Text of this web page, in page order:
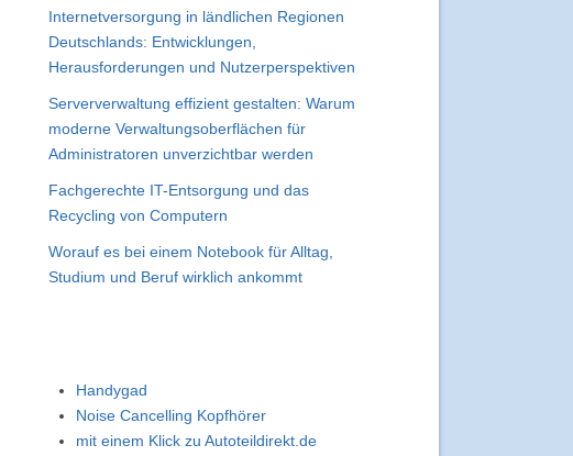
Internetversorgung in ländlichen Regionen
Deutschlands: Entwicklungen,
Herausforderungen und Nutzerperspektiven
Serververwaltung effizient gestalten: Warum
moderne Verwaltungsoberflächen für
Administratoren unverzichtbar werden
Fachgerechte IT-Entsorgung und das
Recycling von Computern
Worauf es bei einem Notebook für Alltag,
Studium und Beruf wirklich ankommt
Handygad
Noise Cancelling Kopfhörer
mit einem Klick zu Autoteildirekt.de